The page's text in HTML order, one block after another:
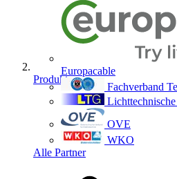
Europacable
Fachverband
OVE
WKO
Alle Partner
Produkte